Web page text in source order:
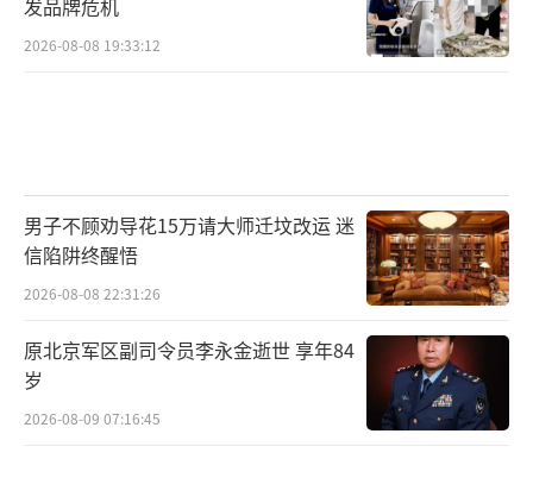
发品牌危机
2026-08-08 19:33:12
男子不顾劝导花15万请大师迁坟改运 迷
信陷阱终醒悟
2026-08-08 22:31:26
原北京军区副司令员李永金逝世 享年84
岁
2026-08-09 07:16:45